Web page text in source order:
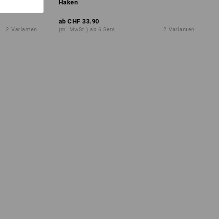
2 Varianten
Haken
ab CHF 33.90
(m. MwSt.) ab 6 Sets 2 Varianten